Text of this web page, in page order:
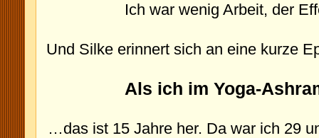
Ich war wenig Arbeit, der
Und Silke erinnert sich an eine kurze
Als ich im Yoga-
…das ist 15 Jahre her. Da war ich 29